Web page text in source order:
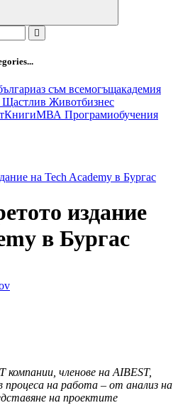
аз съм всемогъщакадемия
Щастлив Животбизнес
КнигиМВА Програмиобучения
на Tech Academy в Бургас
издание
в Бургас
членове на AIBEST,
на работа – от анализ на
на проектите